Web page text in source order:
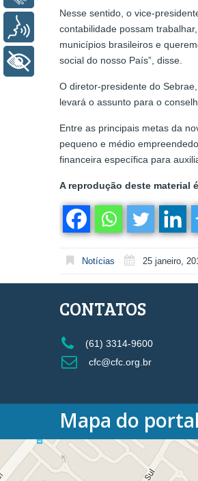
Nesse sentido, o vice-
contabilidade possam
municípios brasileiros e
social do nosso País”, disse.
O diretor-presidente do
levará o assunto para o
Entre as principais metas da
pequeno e médio
financeira específica para
A reprodução deste material
Notícias 25 janeiro,
CONTATOS
(61) 3314-9600
cfc@cfc.org.br
Mapa do portal
HOME
O CONSELHO
Conselho Diretor
Voz
+ Acessibilidade